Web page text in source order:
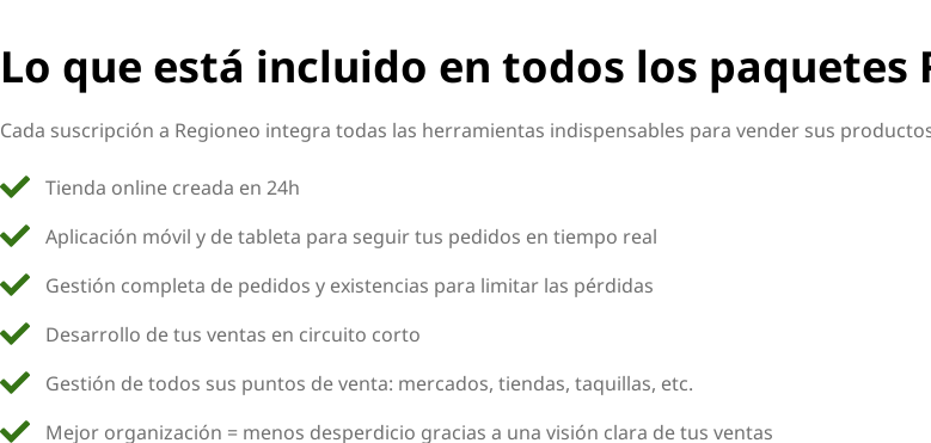
Lo que está incluido en todos los paquetes
Cada suscripción a Regioneo integra todas las herramientas indispensables para vender sus
Tienda online creada en 24h
Aplicación móvil y de tableta para seguir tus pedidos en tiempo real
Gestión completa de pedidos y existencias para limitar las pérdidas
Desarrollo de tus ventas en circuito corto
Gestión de todos sus puntos de venta: mercados, tiendas, taquillas, etc.
Mejor organización = menos desperdicio gracias a una visión clara de tus ventas